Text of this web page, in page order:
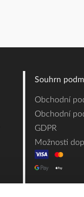
Souhrn
Obchodní
Obchodní
GDPR
Možnosti